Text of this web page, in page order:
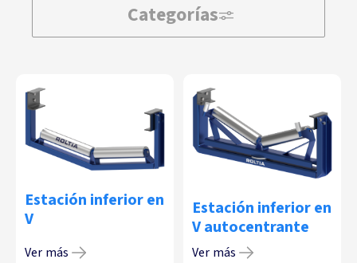
Categorías
Estación inferior en
V
Ver más
Estación inferior en
V autocentrante
Ver más